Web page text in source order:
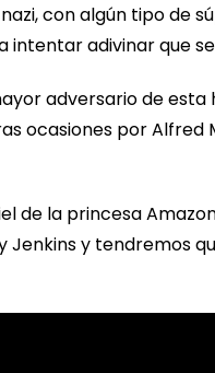
con algún tipo de
intentar adivinar que
adversario de
ocasiones por
de la princesa
Jenkins y tendremos